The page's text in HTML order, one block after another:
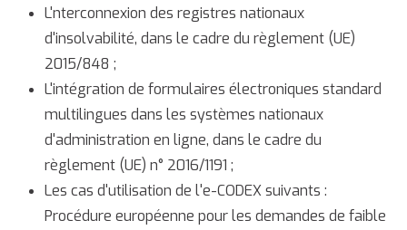
L'nterconnexion des registres nationaux
d'insolvabilité, dans le cadre du règlement (UE)
2015/848 ;
L'intégration de formulaires électroniques standard
multilingues dans les systèmes nationaux
d'administration en ligne, dans le cadre du
règlement (UE) n° 2016/1191 ;
Les cas d'utilisation de l'e-CODEX suivants :
Procédure européenne pour les demandes de faible